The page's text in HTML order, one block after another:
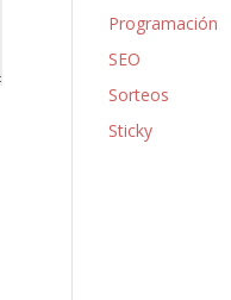
Programación
SEO
Sorteos
Sticky